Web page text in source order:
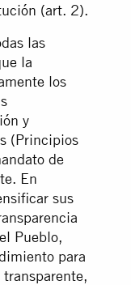
(art. 2).
las
la
los
y
(Principios
de
En
sus
Pueblo,
para